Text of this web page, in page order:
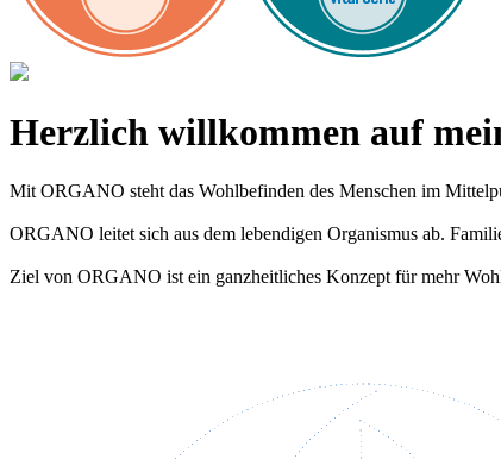
Herzlich willkommen auf
Mit ORGANO steht das Wohlbefinden des Menschen im
ORGANO leitet sich aus dem lebendigen Organismus ab.
Ziel von ORGANO ist ein ganzheitliches Konzept für mehr